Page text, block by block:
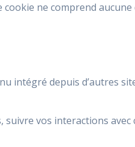
ne comprend aucune
intégré depuis d’autres
vos interactions avec